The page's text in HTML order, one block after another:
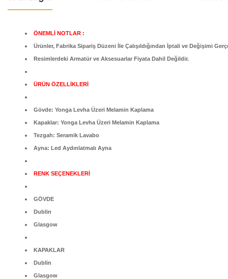
ÖNEMLİ NOTLAR :
Ürünler, Fabrika Sipariş Düzeni İle Çalışıldığından İptali ve Değişimi
Resimlerdeki Armatür ve Aksesuarlar Fiyata Dahil Değildir.
ÜRÜN ÖZELLİKLERİ
Gövde: Yonga Levha Üzeri Melamin Kaplama
Kapaklar: Yonga Levha Üzeri Melamin Kaplama
Tezgah: Seramik Lavabo
Ayna: Led Aydınlatmalı Ayna
RENK SEÇENEKLERİ
GÖVDE
Dublin
Glasgow
KAPAKLAR
Dublin
Glasgow